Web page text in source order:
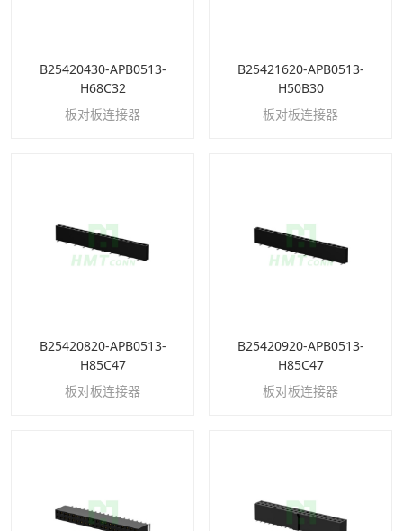
B25420430-APB0513-
H68C32
板对板连接器
B25421620-APB0513-
H50B30
板对板连接器
B25420820-APB0513-
H85C47
板对板连接器
B25420920-APB0513-
H85C47
板对板连接器